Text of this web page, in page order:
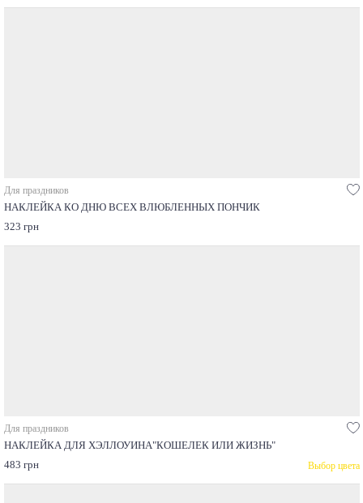
Для праздников
НАКЛЕЙКА КО ДНЮ ВСЕХ ВЛЮБЛЕННЫХ ПОНЧИК
323 грн
Для праздников
НАКЛЕЙКА ДЛЯ ХЭЛЛОУИНА"КОШЕЛЕК ИЛИ ЖИЗНЬ"
483 грн
Выбор цвета